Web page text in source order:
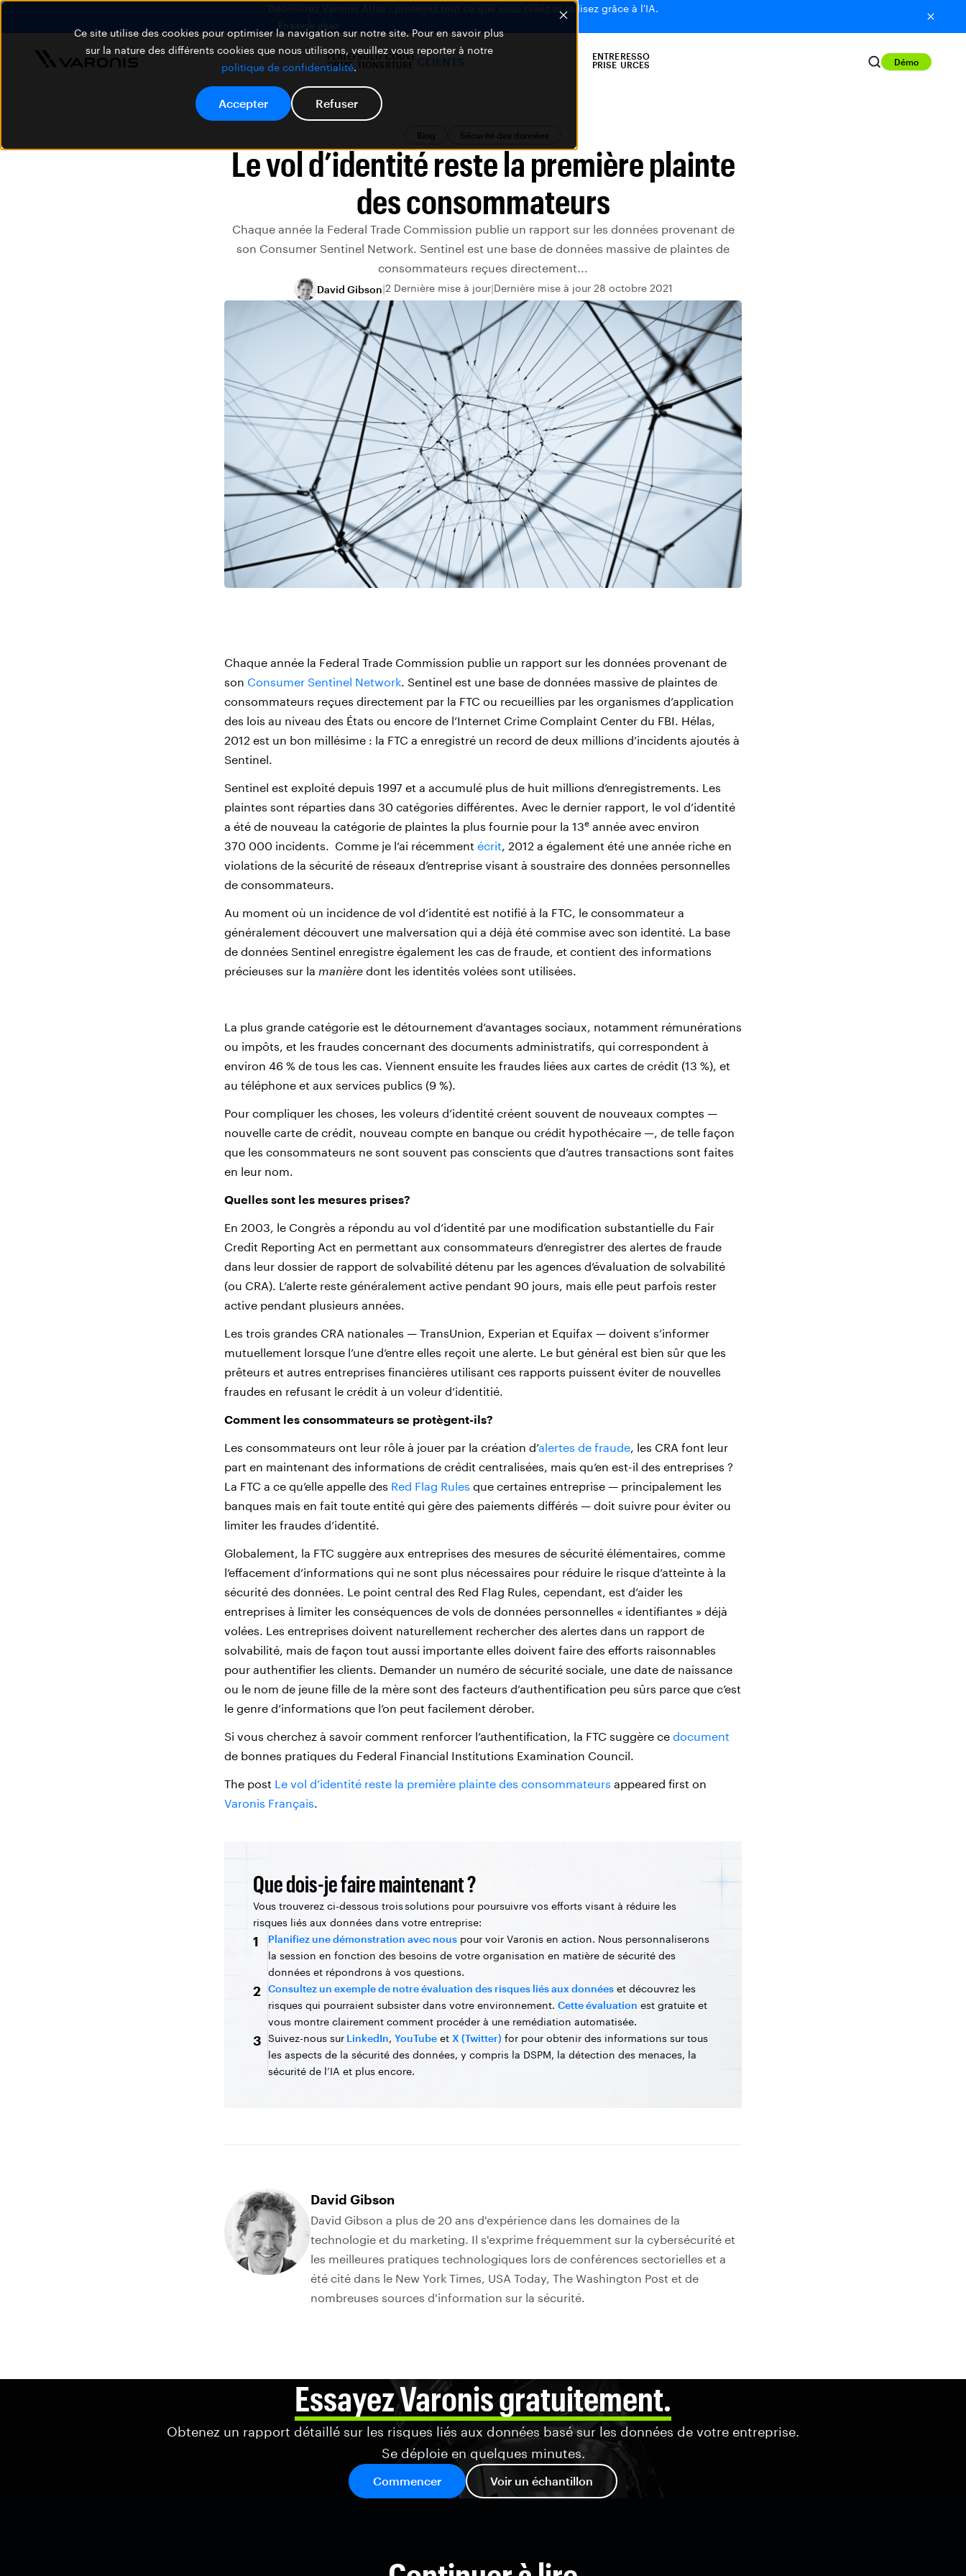
Ce site utilise des cookies pour optimiser la navigation sur notre site. Pour en savoir plus
sur la nature des différents cookies que nous utilisons, veuillez vous reporter à notre
politique de confidentialité.
Accepter Refuser
Découvrez Varonis Atlas : protégez tout ce que vous créez et utilisez grâce à l'IA.
En savoir plus
PLATEF
ORME
SOLU
TIONS
COUVE
RTURE CLIENTS
ENTRE
PRISE
RESSO
URCES
Démo
Blog Sécurité des données
Le vol d’identité reste la première plainte
des consommateurs
Chaque année la Federal Trade Commission publie un rapport sur les données provenant de
son Consumer Sentinel Network. Sentinel est une base de données massive de plaintes de
consommateurs reçues directement...
David Gibson 2 Dernière mise à jour Dernière mise à jour 28 octobre 2021
Chaque année la Federal Trade Commission publie un rapport sur les données provenant de
son Consumer Sentinel Network. Sentinel est une base de données massive de plaintes de
consommateurs reçues directement par la FTC ou recueillies par les organismes d’application
des lois au niveau des États ou encore de l’Internet Crime Complaint Center du FBI. Hélas,
2012 est un bon millésime : la FTC a enregistré un record de deux millions d’incidents ajoutés à
Sentinel.
Sentinel est exploité depuis 1997 et a accumulé plus de huit millions d’enregistrements. Les
plaintes sont réparties dans 30 catégories différentes. Avec le dernier rapport, le vol d’identité
a été de nouveau la catégorie de plaintes la plus fournie pour la 13e année avec environ
370 000 incidents. Comme je l’ai récemment écrit, 2012 a également été une année riche en
violations de la sécurité de réseaux d’entreprise visant à soustraire des données personnelles
de consommateurs.
Au moment où un incidence de vol d’identité est notifié à la FTC, le consommateur a
généralement découvert une malversation qui a déjà été commise avec son identité. La base
de données Sentinel enregistre également les cas de fraude, et contient des informations
précieuses sur la manière dont les identités volées sont utilisées.
La plus grande catégorie est le détournement d’avantages sociaux, notamment rémunérations
ou impôts, et les fraudes concernant des documents administratifs, qui correspondent à
environ 46 % de tous les cas. Viennent ensuite les fraudes liées aux cartes de crédit (13 %), et
au téléphone et aux services publics (9 %).
Pour compliquer les choses, les voleurs d’identité créent souvent de nouveaux comptes —
nouvelle carte de crédit, nouveau compte en banque ou crédit hypothécaire —, de telle façon
que les consommateurs ne sont souvent pas conscients que d’autres transactions sont faites
en leur nom.
Quelles sont les mesures prises?
En 2003, le Congrès a répondu au vol d’identité par une modification substantielle du Fair
Credit Reporting Act en permettant aux consommateurs d’enregistrer des alertes de fraude
dans leur dossier de rapport de solvabilité détenu par les agences d’évaluation de solvabilité
(ou CRA). L’alerte reste généralement active pendant 90 jours, mais elle peut parfois rester
active pendant plusieurs années.
Les trois grandes CRA nationales — TransUnion, Experian et Equifax — doivent s’informer
mutuellement lorsque l’une d’entre elles reçoit une alerte. Le but général est bien sûr que les
prêteurs et autres entreprises financières utilisant ces rapports puissent éviter de nouvelles
fraudes en refusant le crédit à un voleur d’identitié.
Comment les consommateurs se protègent-ils?
Les consommateurs ont leur rôle à jouer par la création d’alertes de fraude, les CRA font leur
part en maintenant des informations de crédit centralisées, mais qu’en est-il des entreprises ?
La FTC a ce qu’elle appelle des Red Flag Rules que certaines entreprise — principalement les
banques mais en fait toute entité qui gère des paiements différés — doit suivre pour éviter ou
limiter les fraudes d’identité.
Globalement, la FTC suggère aux entreprises des mesures de sécurité élémentaires, comme
l’effacement d’informations qui ne sont plus nécessaires pour réduire le risque d’atteinte à la
sécurité des données. Le point central des Red Flag Rules, cependant, est d’aider les
entreprises à limiter les conséquences de vols de données personnelles « identifiantes » déjà
volées. Les entreprises doivent naturellement rechercher des alertes dans un rapport de
solvabilité, mais de façon tout aussi importante elles doivent faire des efforts raisonnables
pour authentifier les clients. Demander un numéro de sécurité sociale, une date de naissance
ou le nom de jeune fille de la mère sont des facteurs d’authentification peu sûrs parce que c’est
le genre d’informations que l’on peut facilement dérober.
Si vous cherchez à savoir comment renforcer l’authentification, la FTC suggère ce document
de bonnes pratiques du Federal Financial Institutions Examination Council.
The post Le vol d’identité reste la première plainte des consommateurs appeared first on
Varonis Français.
Que dois-je faire maintenant ?
Vous trouverez ci-dessous trois solutions pour poursuivre vos efforts visant à réduire les
risques liés aux données dans votre entreprise:
1 Planifiez une démonstration avec nous pour voir Varonis en action. Nous personnaliserons
la session en fonction des besoins de votre organisation en matière de sécurité des
données et répondrons à vos questions.
2 Consultez un exemple de notre évaluation des risques liés aux données et découvrez les
risques qui pourraient subsister dans votre environnement. Cette évaluation est gratuite et
vous montre clairement comment procéder à une remédiation automatisée.
3 Suivez-nous sur LinkedIn, YouTube et X (Twitter) for pour obtenir des informations sur tous
les aspects de la sécurité des données, y compris la DSPM, la détection des menaces, la
sécurité de l’IA et plus encore.
David Gibson
David Gibson a plus de 20 ans d'expérience dans les domaines de la
technologie et du marketing. Il s'exprime fréquemment sur la cybersécurité et
les meilleures pratiques technologiques lors de conférences sectorielles et a
été cité dans le New York Times, USA Today, The Washington Post et de
nombreuses sources d'information sur la sécurité.
Essayez Varonis gratuitement.
Obtenez un rapport détaillé sur les risques liés aux données basé sur les données de votre entreprise.
Se déploie en quelques minutes.
Commencer Voir un échantillon